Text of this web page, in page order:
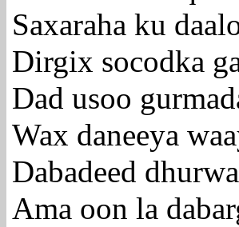
Saxaraha ku
Dirgix socodka
Dad usoo
Wax daneeya
Dabadeed
Ama oon la